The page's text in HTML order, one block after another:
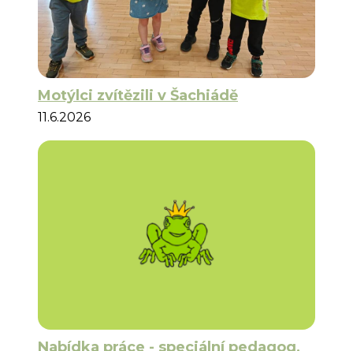
Motýlci zvítězili v Šachiádě
11.6.2026
Nabídka práce - speciální pedagog,